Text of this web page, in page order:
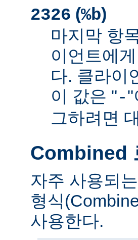
2326 (%b)
마지막 항
이언트에
다. 클라이
이 값은 "-"
그하려면
Combined
자주 사용되
형식
사용한다.